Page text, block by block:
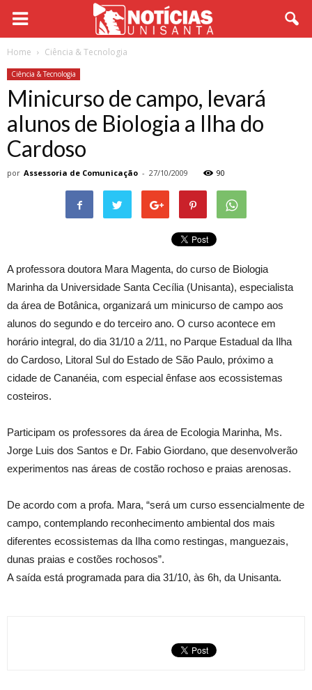
Home Ciência & Tecnologia
Ciência & Tecnologia
Minicurso de campo, levará
alunos de Biologia a Ilha do
Cardoso
por Assessoria de Comunicação - 27/10/2009 90
A professora doutora Mara Magenta, do curso de Biologia
Marinha da Universidade Santa Cecília (Unisanta), especialista
da área de Botânica, organizará um minicurso de campo aos
alunos do segundo e do terceiro ano. O curso acontece em
horário integral, do dia 31/10 a 2/11, no Parque Estadual da Ilha
do Cardoso, Litoral Sul do Estado de São Paulo, próximo a
cidade de Cananéia, com especial ênfase aos ecossistemas
costeiros.
Participam os professores da área de Ecologia Marinha, Ms.
Jorge Luis dos Santos e Dr. Fabio Giordano, que desenvolverão
experimentos nas áreas de costão rochoso e praias arenosas.
De acordo com a profa. Mara, “será um curso essencialmente de
campo, contemplando reconhecimento ambiental dos mais
diferentes ecossistemas da Ilha como restingas, manguezais,
dunas praias e costões rochosos”.
A saída está programada para dia 31/10, às 6h, da Unisanta.